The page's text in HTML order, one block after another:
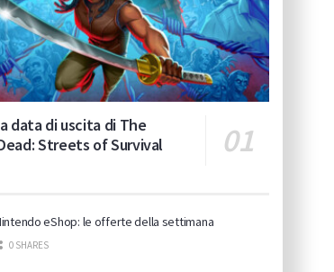
data di uscita di The
Streets of Survival
eShop: le offerte della settimana
0 SHARES